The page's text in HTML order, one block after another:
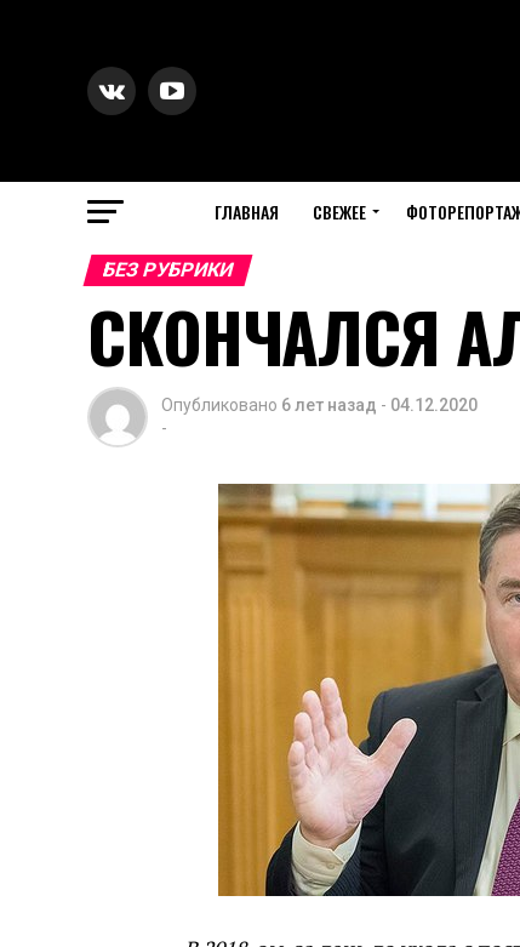
ГЛАВНАЯ СВЕЖЕЕ
БЕЗ РУБРИКИ
СКОНЧАЛСЯ
Опубликовано 6 лет назад - 04.12.2020
-